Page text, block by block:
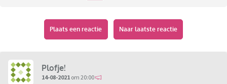
ook een stukje acceptatie van mijn kant zitten... Nu is het
onlangs geëscaleerd...ze heeft zich openlijk misdragen en
nare opmerkingen zitten maken. Ik heb dit besproken met
waait hij mee...of met mij of met haar maar een eigen
mening heeft hij niet.
Plaats een reactie Naar laatste reactie
Plofje!
14-08-2021 om 20:00